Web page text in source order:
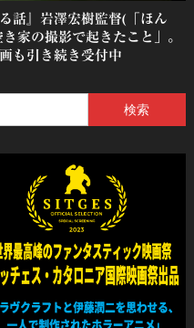
話』岩澤宏樹監督(「ほん
家の撮影で起きたこと」。
も引き続き受付中
索: